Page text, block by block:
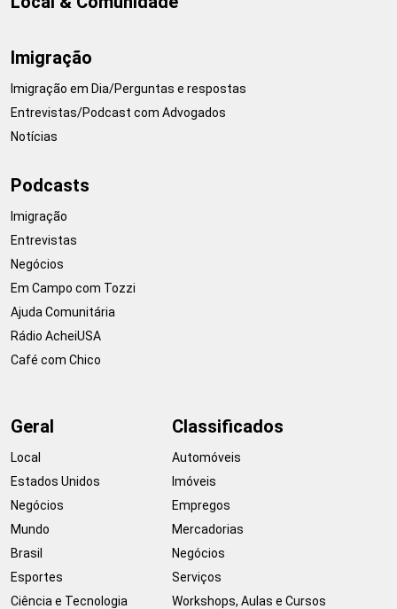
Imigração
Imigração em Dia/Perguntas e respostas
Entrevistas/Podcast com Advogados
Notícias
Podcasts
Imigração
Entrevistas
Negócios
Em Campo com Tozzi
Ajuda Comunitária
Rádio AcheiUSA
Café com Chico
Geral
Local
Estados Unidos
Negócios
Mundo
Brasil
Esportes
Ciência e Tecnologia
Classificados
Automóveis
Imóveis
Empregos
Mercadorias
Negócios
Serviços
Workshops, Aulas e Cursos